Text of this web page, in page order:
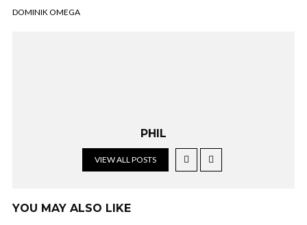
DOMINIK OMEGA
PHIL
VIEW ALL POSTS
YOU MAY ALSO LIKE